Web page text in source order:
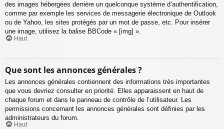
des images hébergées derrière un quelconque système d’authentification,
comme par exemple les services de messagerie électronique de Outlook
ou de Yahoo, les sites protégés par un mot de passe, etc. Pour insérer
une image, utilisez la balise BBCode « [img] ».
Haut
Que sont les annonces générales ?
Les annonces générales contiennent des informations très importantes
que vous devriez consulter en priorité. Elles apparaissent en haut de
chaque forum et dans le panneau de contrôle de l’utilisateur. Les
permissions concernant les annonces générales sont définies par les
administrateurs du forum.
Haut